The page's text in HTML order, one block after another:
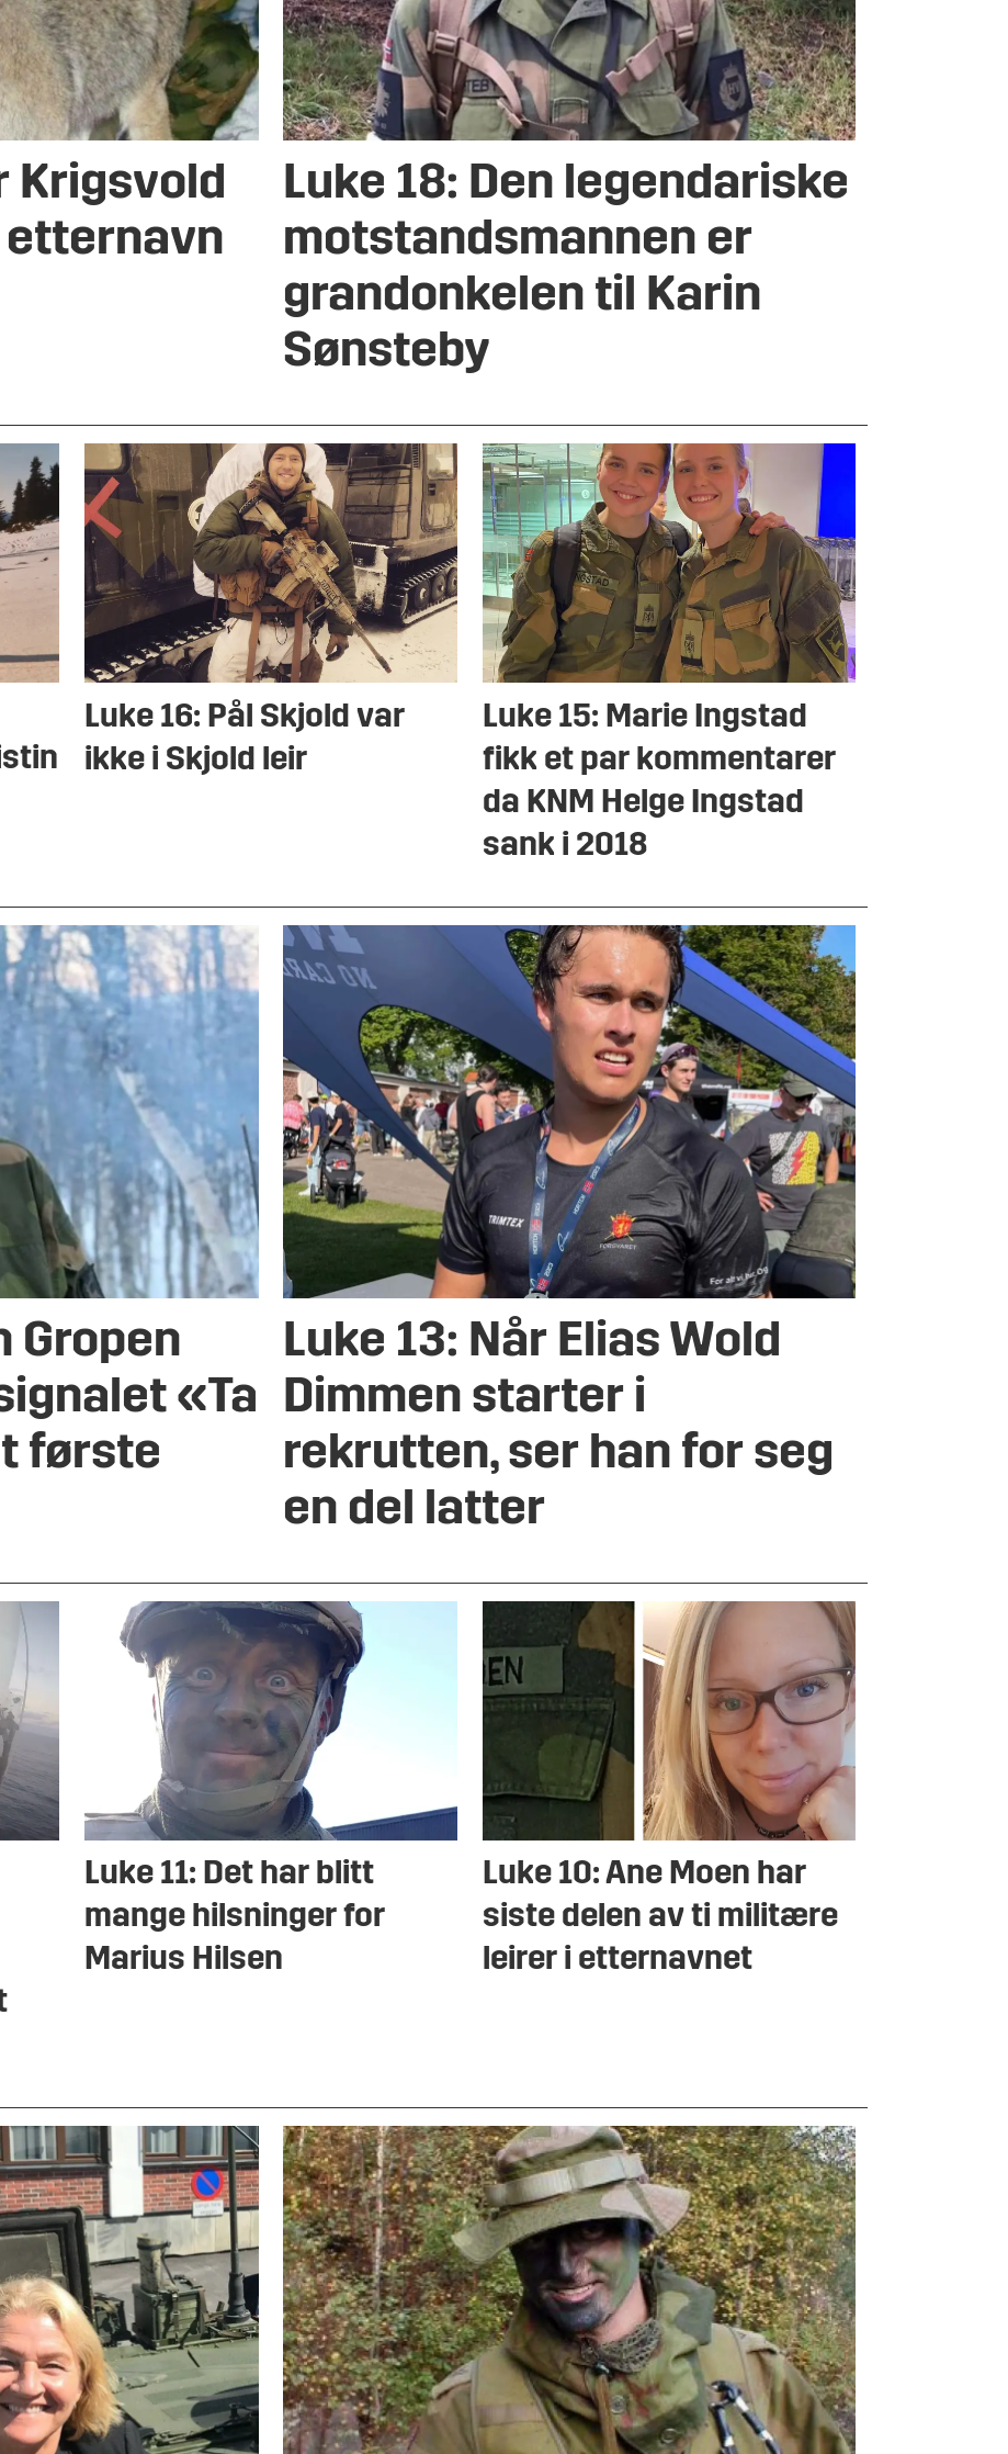
Krigsvold
Luke 18: Den legendariske
motstandsmannen er
grandonkelen til Karin
Sønsteby
Luke 16: Pål Skjold var
ikke i Skjold leir
Luke 15: Marie Ingstad
fikk et par kommentarer
da KNM Helge Ingstad
sank i 2018
Gropen
«Ta
første
Luke 13: Når Elias Wold
Dimmen starter i
rekrutten, ser han for seg
en del latter
Luke 11: Det har blitt
mange hilsninger for
Marius Hilsen
Luke 10: Ane Moen har
siste delen av ti militære
leirer i etternavnet